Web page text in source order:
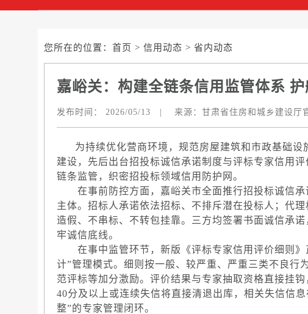
您所在的位置： 首页 > 信用动态 > 省内动态
嘉峪关：构建全链条信用监管体系
发布时间： 2026/05/13 来源： 甘肃省住房和城乡建设厅
为持续优化营商环境，规范房屋建筑和市政基础设
建设，先后出台招投标诚信承诺制度与评标专家信用
链条监管，织密招投标领域信用防护网。
在事前防控方面，嘉峪关市全面推行招投标诚信承
主体。招标人承诺依法招标、不排斥潜在投标人；代
造假、不串标、不转包挂靠。三方均签署书面诚信承
牢诚信底线。
在事中监管环节，新版《评标专家信用评价细则》
计”管理模式。细则按一般、较严重、严重三类不良
范评标等加分激励。评价结果与专家抽取资格直接挂
40分及以上或连续失信将直接清退出库，相关失信信
整”的专家管理闭环。